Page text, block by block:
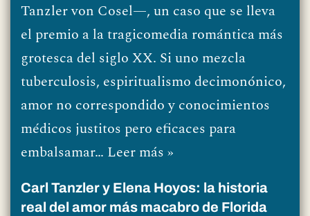
Tanzler von Cosel—, un caso que se lleva
el premio a la tragicomedia romántica más
grotesca del siglo XX. Si uno mezcla
tuberculosis, espiritualismo decimonónico,
amor no correspondido y conocimientos
médicos justitos pero eficaces para
embalsamar… Leer más »
Carl Tanzler y Elena Hoyos: la historia
real del amor más macabro de Florida